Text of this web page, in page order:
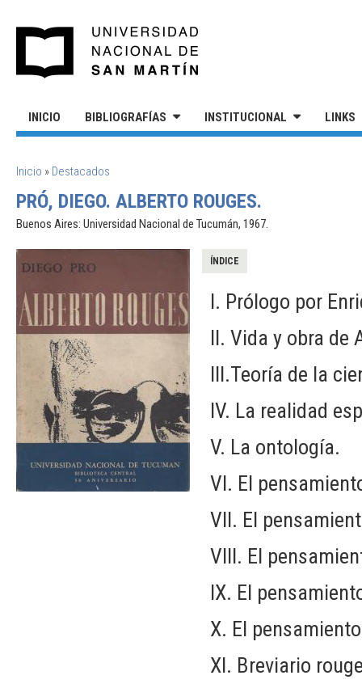
INICIO BIBLIOGRAFÍAS INSTITUCIONAL LINKS
SE ENCUENTRA USTED AQUÍ
Inicio » Destacados
PRÓ, DIEGO. ALBERTO ROUGES.
Buenos Aires: Universidad Nacional de Tucumán, 1967.
ÍNDICE
I. Prólogo por
II. Vida y obra de
III.Teoría de la
IV. La realidad
V. La ontología.
VI. El
VII. El
VIII. El
IX. El
X. El
XI. Breviario